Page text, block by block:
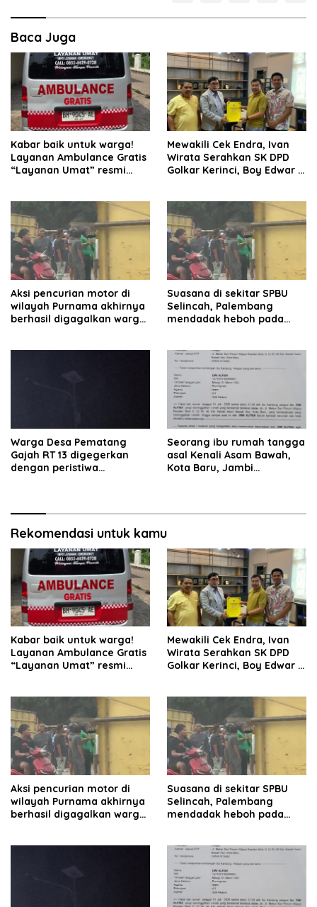
Baca Juga
Kabar baik untuk warga!
Layanan Ambulance Gratis
“Layanan Umat” resmi
Mewakili Cek Endra, Ivan
Wirata Serahkan SK DPD
Golkar Kerinci, Boy Edwar :
Aksi pencurian motor di
wilayah Purnama akhirnya
berhasil digagalkan warga.
Suasana di sekitar SPBU
Selincah, Palembang
mendadak heboh pada
Warga Desa Pematang
Gajah RT 13 digegerkan
dengan peristiwa
Seorang ibu rumah tangga
asal Kenali Asam Bawah,
Kota Baru, Jambi
diketahui.
Rekomendasi untuk kamu
Kabar baik untuk warga!
Layanan Ambulance Gratis
“Layanan Umat” resmi
Mewakili Cek Endra, Ivan
Wirata Serahkan SK DPD
Golkar Kerinci, Boy Edwar :
Aksi pencurian motor di
wilayah Purnama akhirnya
berhasil digagalkan warga.
Suasana di sekitar SPBU
Selincah, Palembang
mendadak heboh pada